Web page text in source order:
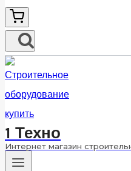
1 Техно
Интернет магазин